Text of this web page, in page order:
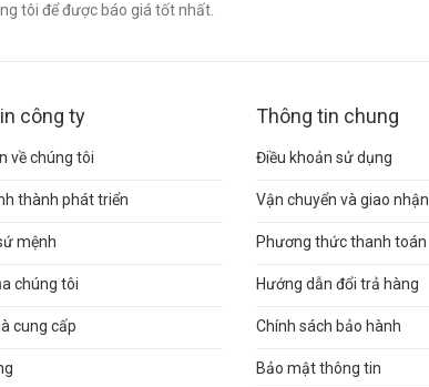
tôi để được báo giá tốt nhất.
công ty
về chúng tôi
thành phát triển
mệnh
chúng tôi
cung cấp
Thông tin chung
Điều khoản sử dụng
Vận chuyển và giao nhận
Phương thức thanh toán
Hướng dẫn đổi trả hàng
Chính sách bảo hành
Bảo mật thông tin